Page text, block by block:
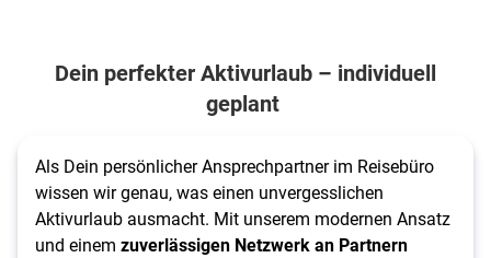
Dein perfekter Aktivurlaub – individuell
geplant
Als Dein persönlicher Ansprechpartner im Reisebüro
wissen wir genau, was einen unvergesslichen
Aktivurlaub ausmacht. Mit unserem modernen Ansatz
und einem zuverlässigen Netzwerk an Partnern